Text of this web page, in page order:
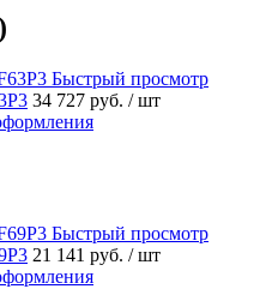
Быстрый просмотр
34 727 руб. / шт
Быстрый просмотр
21 141 руб. / шт